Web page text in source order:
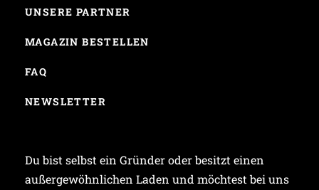
UNSERE PARTNER
MAGAZIN BESTELLEN
FAQ
NEWSLETTER
Du bist selbst ein Gründer oder besitzt einen
außergewöhnlichen Laden und möchtest bei uns